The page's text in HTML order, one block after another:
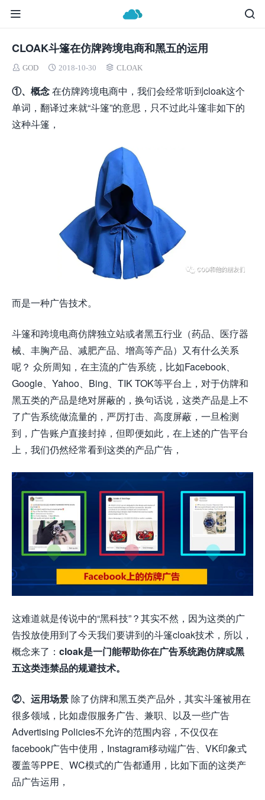
CLOAK斗篷在仿牌跨境电商和黑五的运用
GOD 2018-10-30 CLOAK
①、概念在仿牌跨境电商中，我们会经常听到cloak这个
单词，翻译过来就“斗篷”的意思，只不过此斗篷非如下的
这种斗篷，
而是一种广告技术。
斗篷和跨境电商仿牌独立站或者黑五行业（药品、医疗器
械、丰胸产品、减肥产品、增高等产品）又有什么关系
呢？ 众所周知，在主流的广告系统，比如Facebook、
Google、Yahoo、Bing、TIK TOK等平台上，对于仿牌和
黑五类的产品是绝对屏蔽的，换句话说，这类产品是上不
了广告系统做流量的，严厉打击、高度屏蔽，一旦检测
到，广告账户直接封掉，但即便如此，在上述的广告平台
上，我们仍然经常看到这类的产品广告，
这难道就是传说中的“黑科技”？其实不然，因为这类的广
告投放使用到了今天我们要讲到的斗篷cloak技术，所以，
概念来了： cloak是一门能帮助你在广告系统跑仿牌或黑
五这类违禁品的规避技术。
②、运用场景除了仿牌和黑五类产品外，其实斗篷被用在
很多领域，比如虚假服务广告、兼职、以及一些广告
Advertising Policies不允许的范围内容，不仅仅在
facebook广告中使用，Instagram移动端广告、VK印象式
覆盖等PPE、WC模式的广告都通用，比如下面的这类产
品广告运用，